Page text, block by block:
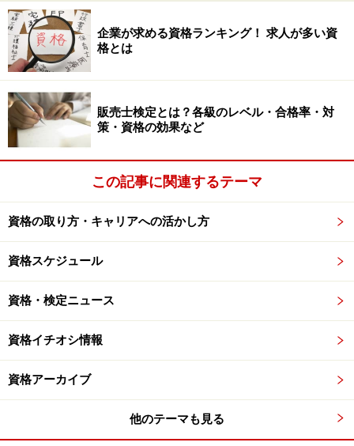
企業が求める資格ランキング！ 求人が多い資
格とは
販売士検定とは？各級のレベル・合格率・対
策・資格の効果など
この記事に関連するテーマ
資格の取り方・キャリアへの活かし方
資格スケジュール
資格・検定ニュース
資格イチオシ情報
資格アーカイブ
他のテーマも見る